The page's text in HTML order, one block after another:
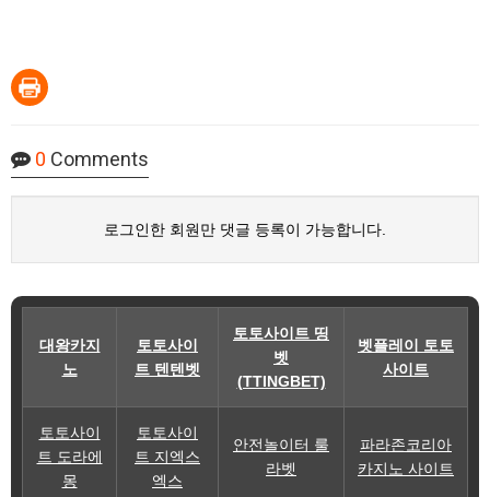
0 Comments
로그인한 회원만 댓글 등록이 가능합니다.
대왕카지
노
토토사이
트 텐텐벳
토토사이트 띵
벳
(TTINGBET)
벳플레이 토토
사이트
토토사이
트 도라에
몽
토토사이
트 지엑스
엑스
안전놀이터 룰
라벳
파라존코리아
카지노 사이트